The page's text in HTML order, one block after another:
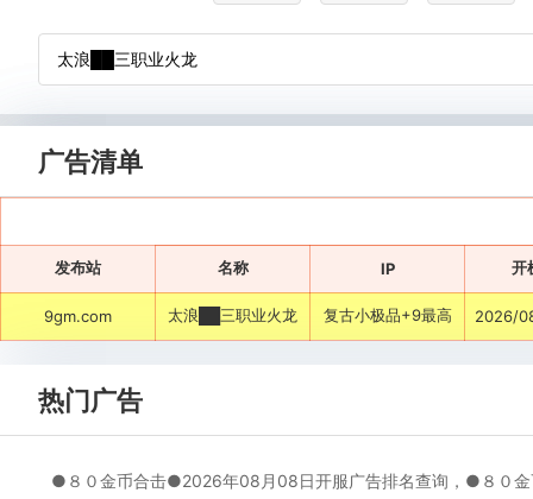
广告清单
发布站 名称 IP 开
9gm.com 太浪██三职业火龙 复古小极品+9最高 2026/
热门广告
●８０金币合击●2026年08月08日开服广告排名查询，●８０